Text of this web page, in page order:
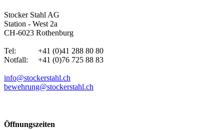
Stocker Stahl AG
Station - West 2a
CH-6023 Rothenburg
Tel: +41 (0)41 288 80 80
Notfall: +41 (0)76 725 88 83
info@stockerstahl.ch
bewehrung@stockerstahl.ch
Öffnungszeiten